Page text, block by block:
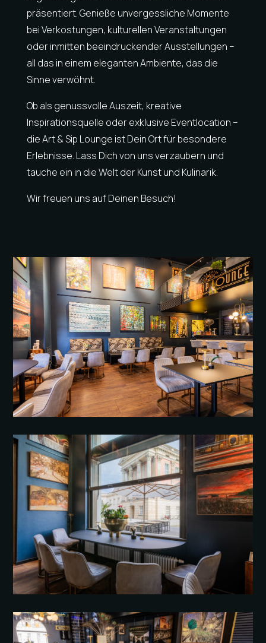
präsentiert. Genieße unvergessliche Momente
bei Verkostungen, kulturellen Veranstaltungen
oder inmitten beeindruckender Ausstellungen –
all das in einem eleganten Ambiente, das die
Sinne verwöhnt.
Ob als genussvolle Auszeit, kreative
Inspirationsquelle oder exklusive Eventlocation –
die Art & Sip Lounge ist Dein Ort für besondere
Erlebnisse. Lass Dich von uns verzaubern und
tauche ein in die Welt der Kunst und Kulinarik.
Wir freuen uns auf Deinen Besuch!